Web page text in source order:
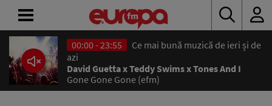
00:00 - 23:55
Ce mai bună muzică de ieri și de
azi
David Guetta x Teddy Swims x Tones And I
Gone Gone Gone (efm)
ACASĂ
ȘTIRI